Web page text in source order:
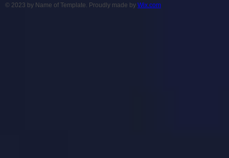
© 2023 by Name of Template. Proudly made by Wix.com